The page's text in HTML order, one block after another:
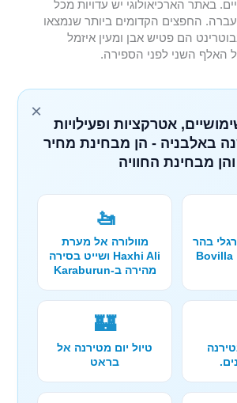
באתר הארכיאולוגי יש עדויות מכל
החפצים הקדומים ביותר שנמצאו
הם פטיש אבן ומעין איזמל
האלף השני לפני הספירה.
×
אטרקציות ופעילויות
באלבניה - הן מבחינת מחיר
והן מבחינת החוויה
בהר
🚤
מוולורה אל מערת
Haxhi Ali ושייט בסירה
מהירה ב-Karaburun
🏰
טיול יום מטירנה אל
בראט